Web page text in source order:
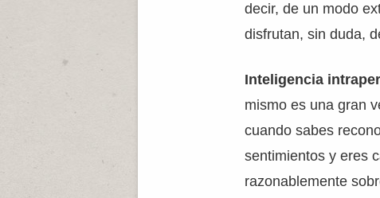
decir, de un modo
disfrutan, sin duda,
Inteligencia
mismo es una gran
cuando sabes
sentimientos y eres
razonablemente